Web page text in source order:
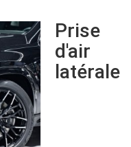
Prise
d'air
latérale